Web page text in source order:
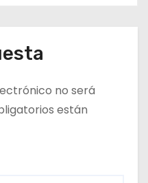
no será
están